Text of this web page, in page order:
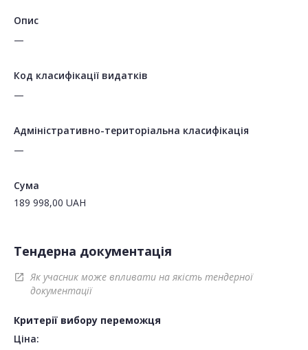
Опис
—
Код класифікації видатків
—
Адміністративно-територіальна класифікація
—
Сума
189 998,00 UAH
Тендерна документація
open_in_new
Як учасник може впливати на якість тендерної
документації
Критерії вибору переможця
Ціна: